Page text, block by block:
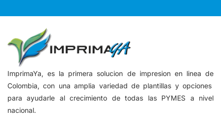
ImprimaYa, es la primera solucion de impresion en linea de
Colombia, con una amplia variedad de plantillas y opciones
para ayudarle al crecimiento de todas las PYMES a nivel
nacional.